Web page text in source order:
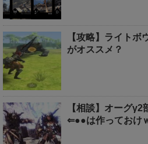
【攻略】ライトボ
がオススメ？
【相談】オーグ
⇐●●は作っておけ